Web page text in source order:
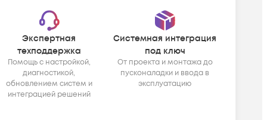
Экспертная
техподдержка
Помощь с настройкой,
диагностикой,
обновлением систем и
интеграцией решений
Системная интеграция
под ключ
От проекта и монтажа до
пусконаладки и ввода в
эксплуатацию